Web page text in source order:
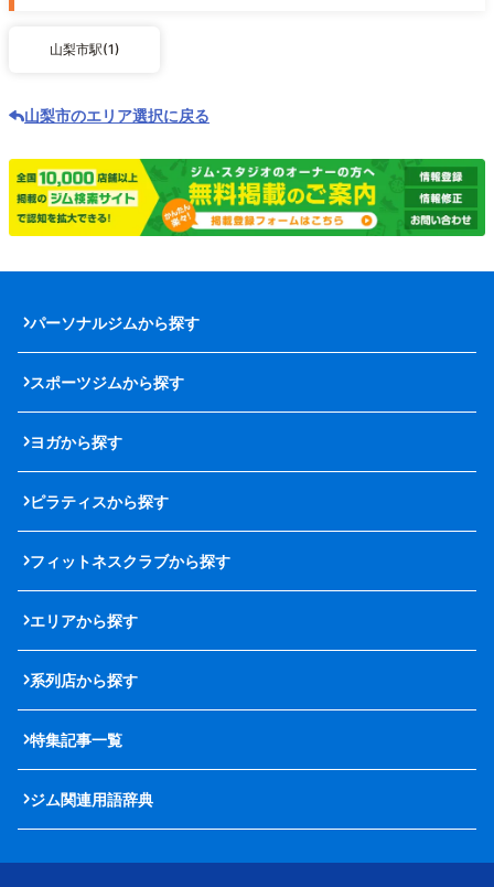
山梨市駅(1)
山梨市のエリア選択に戻る
パーソナルジムから探す
スポーツジムから探す
ヨガから探す
ピラティスから探す
フィットネスクラブから探す
エリアから探す
系列店から探す
特集記事一覧
ジム関連用語辞典